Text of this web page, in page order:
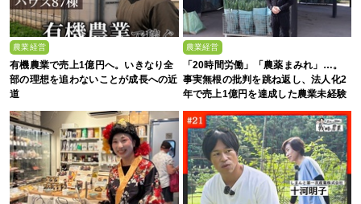
農業経営
有機農業で売上1億円へ。いきなり全
部の理想を追わないことが成長への近
道
農業経営
「20時間労働」「農薬まみれ」…。
事実無根の批判を跳ね返し、法人化2
年で売上1億円を達成した農業未経験
の若者たち